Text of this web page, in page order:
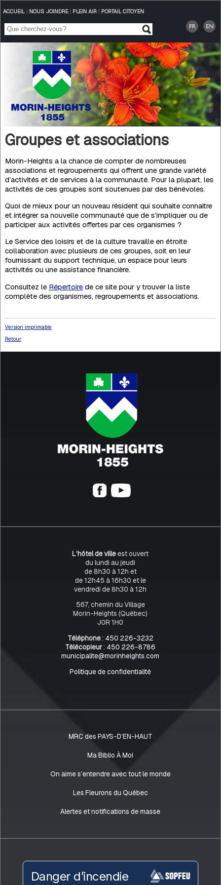
ACCUEIL| NOUS JOINDRE| PLEIN AIR| PORTAIL CITOYEN
Groupes et associations
Morin-Heights a la chance de compter de nombreuses
associations et regroupements qui offrent une grande variété
d’activités et de services à la communauté. Pour la plupart, les
activités de ces groupes sont soutenues par des bénévoles.
Quoi de mieux pour un nouveau résident qui souhaite connaître
et intégrer sa nouvelle communauté que de s’impliquer ou de
participer aux activités offertes par ces organismes ?
Le Service des loisirs et de la culture travaille en étroite
collaboration avec plusieurs de ces groupes, soit en leur
fournissant du support technique, un espace pour leurs
activités ou une assistance financière.
Consultez le Répertoirede ce site pour y trouver la liste
complète des organismes, regroupements et associations.
Version imprimable
Retour
L’hôtel de villeest ouvert
du lundi au jeudi
de 8h30 à 12h et
de 12h45 à 16h30 et le
vendredi de 8h30 à 12h
567, chemin du Village
Morin-Heights (Québec)
J0R 1H0
Téléphone: 450 226-3232
Télécopieur: 450 226-8786
municipalite@morinheights.com
Politique de confidentialité
MRC des PAYS-D’EN-HAUT
Ma Biblio À Moi
On aime s’entendre avec tout le monde
Les Fleurons du Québec
Alertes et notifications de masse
Danger d’incendie